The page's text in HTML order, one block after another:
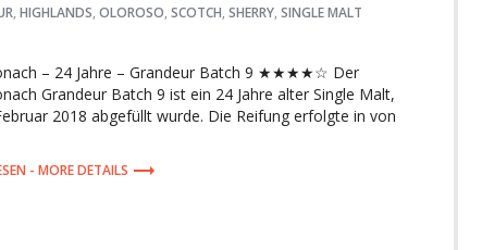
, HIGHLANDS, OLOROSO, SCOTCH, SHERRY, SINGLE MALT
– 24 Jahre – Grandeur Batch 9 ★★★★☆ Der
Grandeur Batch 9 ist ein 24 Jahre alter Single Malt,
2018 abgefüllt wurde. Die Reifung erfolgte in von
MORE DETAILS